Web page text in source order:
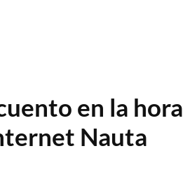
en la hora
Nauta